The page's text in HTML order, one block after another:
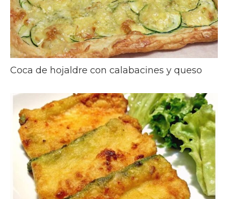
Coca de hojaldre con calabacines y queso